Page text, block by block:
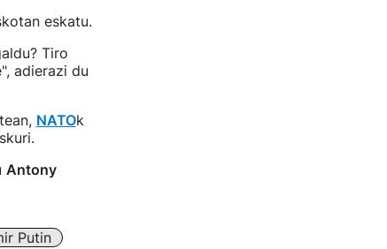
eskatu.
Tiro
adierazi du
NATOk
Antony
Putin